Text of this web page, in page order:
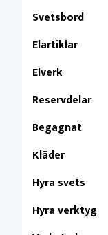
Svetsbord
Elartiklar
Elverk
Reservdelar
Begagnat
Kläder
Hyra svets
Hyra verktyg